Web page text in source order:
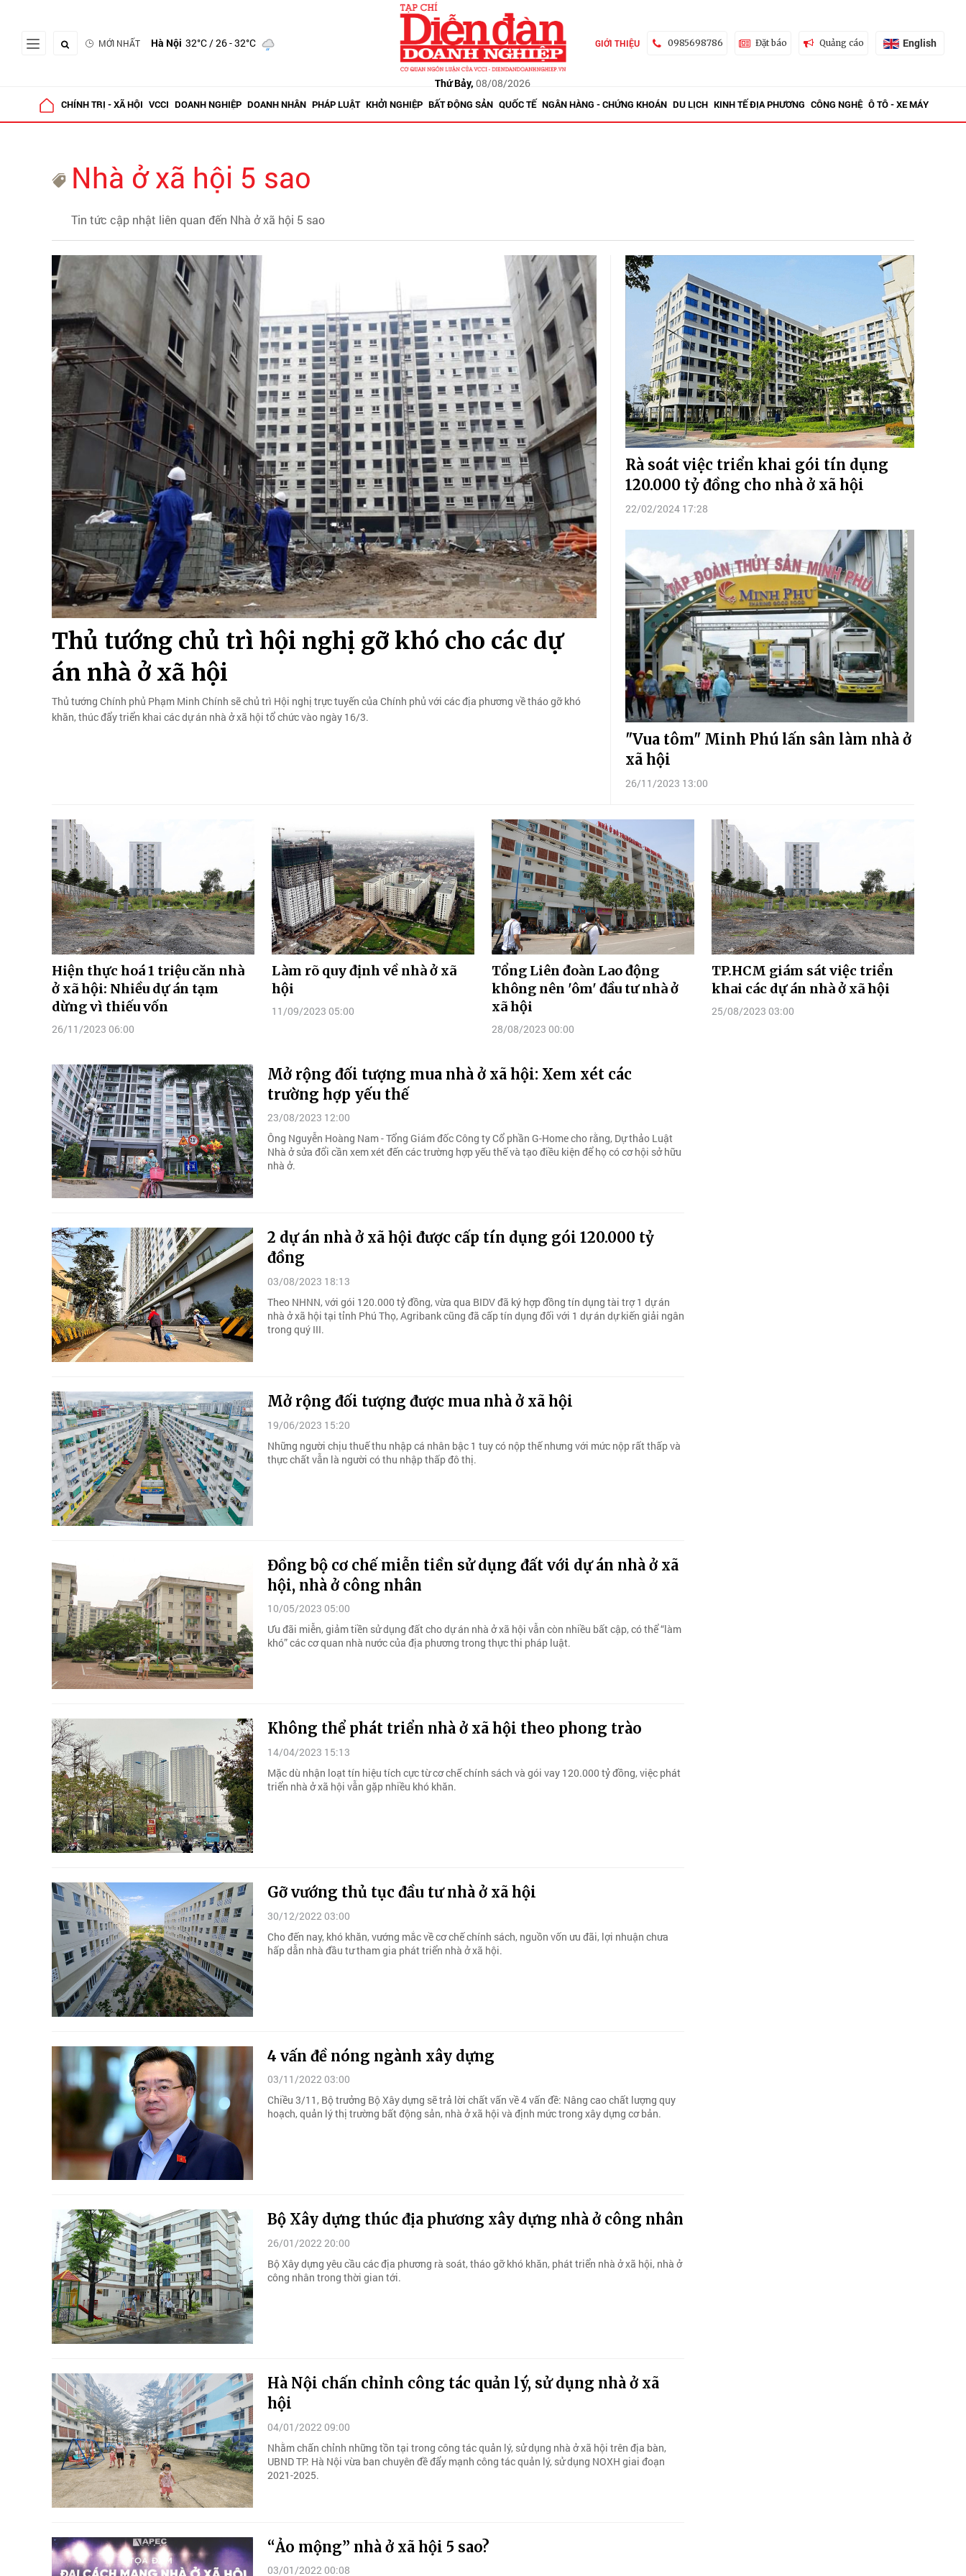
MỚI NHẤT Hà Nội 32°C/ 26 - 32°C
Thứ Bảy, 08/08/2026
GIỚI THIỆU 0985698786 Đặt báo Quảng cáo English
CHÍNH TRỊ - XÃ HỘI VCCI DOANH NGHIỆP DOANH NHÂN PHÁP LUẬT KHỞI NGHIỆP BẤT ĐỘNG SẢN QUỐC TẾ NGÂN HÀNG - CHỨNG KHOÁN DU LỊCH KINH TẾ ĐỊA PHƯƠNG CÔNG NGHỆ Ô TÔ - XE MÁY
Nhà ở xã hội 5 sao
Tin tức cập nhật liên quan đến Nhà ở xã hội 5 sao
Thủ tướng chủ trì hội nghị gỡ khó cho các dự
án nhà ở xã hội
Thủ tướng Chính phủ Phạm Minh Chính sẽ chủ trì Hội nghị trực tuyến của Chính phủ với các địa phương về tháo gỡ khó
khăn, thúc đẩy triển khai các dự án nhà ở xã hội tổ chức vào ngày 16/3.
Rà soát việc triển khai gói tín dụng
120.000 tỷ đồng cho nhà ở xã hội
22/02/2024 17:28
"Vua tôm" Minh Phú lấn sân làm nhà ở
xã hội
26/11/2023 13:00
Hiện thực hoá 1 triệu căn nhà
ở xã hội: Nhiều dự án tạm
dừng vì thiếu vốn
26/11/2023 06:00
Làm rõ quy định về nhà ở xã
hội
11/09/2023 05:00
Tổng Liên đoàn Lao động
không nên 'ôm' đầu tư nhà ở
xã hội
28/08/2023 00:00
TP.HCM giám sát việc triển
khai các dự án nhà ở xã hội
25/08/2023 03:00
Mở rộng đối tượng mua nhà ở xã hội: Xem xét các
trường hợp yếu thế
23/08/2023 12:00
Ông Nguyễn Hoàng Nam - Tổng Giám đốc Công ty Cổ phần G-Home cho rằng, Dự thảo Luật
Nhà ở sửa đổi cần xem xét đến các trường hợp yếu thế và tạo điều kiện để họ có cơ hội sở hữu
nhà ở.
2 dự án nhà ở xã hội được cấp tín dụng gói 120.000 tỷ
đồng
03/08/2023 18:13
Theo NHNN, với gói 120.000 tỷ đồng, vừa qua BIDV đã ký hợp đồng tín dụng tài trợ 1 dự án
nhà ở xã hội tại tỉnh Phú Thọ, Agribank cũng đã cấp tín dụng đối với 1 dự án dự kiến giải ngân
trong quý III.
Mở rộng đối tượng được mua nhà ở xã hội
19/06/2023 15:20
Những người chịu thuế thu nhập cá nhân bậc 1 tuy có nộp thế nhưng với mức nộp rất thấp và
thực chất vẫn là người có thu nhập thấp đô thị.
Đồng bộ cơ chế miễn tiền sử dụng đất với dự án nhà ở xã
hội, nhà ở công nhân
10/05/2023 05:00
Ưu đãi miễn, giảm tiền sử dụng đất cho dự án nhà ở xã hội vẫn còn nhiều bất cập, có thể “làm
khó” các cơ quan nhà nước của địa phương trong thực thi pháp luật.
Không thể phát triển nhà ở xã hội theo phong trào
14/04/2023 15:13
Mặc dù nhận loạt tín hiệu tích cực từ cơ chế chính sách và gói vay 120.000 tỷ đồng, việc phát
triển nhà ở xã hội vẫn gặp nhiều khó khăn.
Gỡ vướng thủ tục đầu tư nhà ở xã hội
30/12/2022 03:00
Cho đến nay, khó khăn, vướng mắc về cơ chế chính sách, nguồn vốn ưu đãi, lợi nhuận chưa
hấp dẫn nhà đầu tư tham gia phát triển nhà ở xã hội.
4 vấn đề nóng ngành xây dựng
03/11/2022 03:00
Chiều 3/11, Bộ trưởng Bộ Xây dựng sẽ trả lời chất vấn về 4 vấn đề: Nâng cao chất lượng quy
hoạch, quản lý thị trường bất động sản, nhà ở xã hội và định mức trong xây dựng cơ bản.
Bộ Xây dựng thúc địa phương xây dựng nhà ở công nhân
26/01/2022 20:00
Bộ Xây dựng yêu cầu các địa phương rà soát, tháo gỡ khó khăn, phát triển nhà ở xã hội, nhà ở
công nhân trong thời gian tới.
Hà Nội chấn chỉnh công tác quản lý, sử dụng nhà ở xã
hội
04/01/2022 09:00
Nhằm chấn chỉnh những tồn tại trong công tác quản lý, sử dụng nhà ở xã hội trên địa bàn,
UBND TP. Hà Nội vừa ban chuyên đề đẩy mạnh công tác quản lý, sử dụng NOXH giai đoạn
2021-2025.
“Ảo mộng” nhà ở xã hội 5 sao?
03/01/2022 00:08